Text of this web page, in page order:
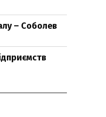
– Соболев